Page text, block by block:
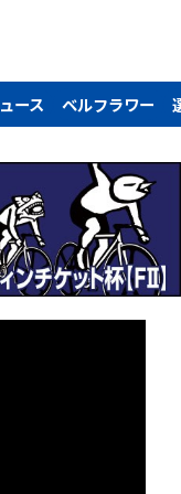
ース ベルフラワー